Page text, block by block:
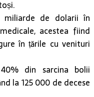
miliarde de dolarii în
acestea fiind
în țările cu venituri
din sarcina bolii
la 125 000 de decese